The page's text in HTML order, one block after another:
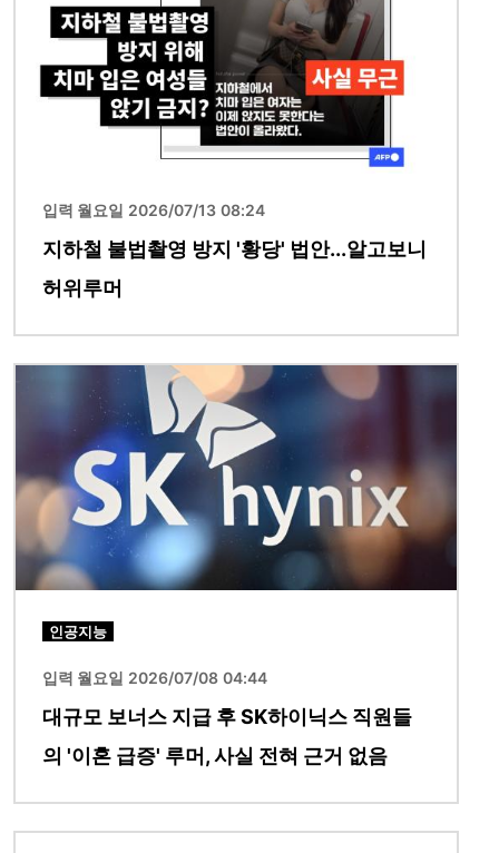
입력 월요일 2026/07/13 08:24
지하철 불법촬영 방지 '황당' 법안...알고보니
허위루머
인공지능
입력 월요일 2026/07/08 04:44
대규모 보너스 지급 후 SK하이닉스 직원들
의 '이혼 급증' 루머, 사실 전혀 근거 없음